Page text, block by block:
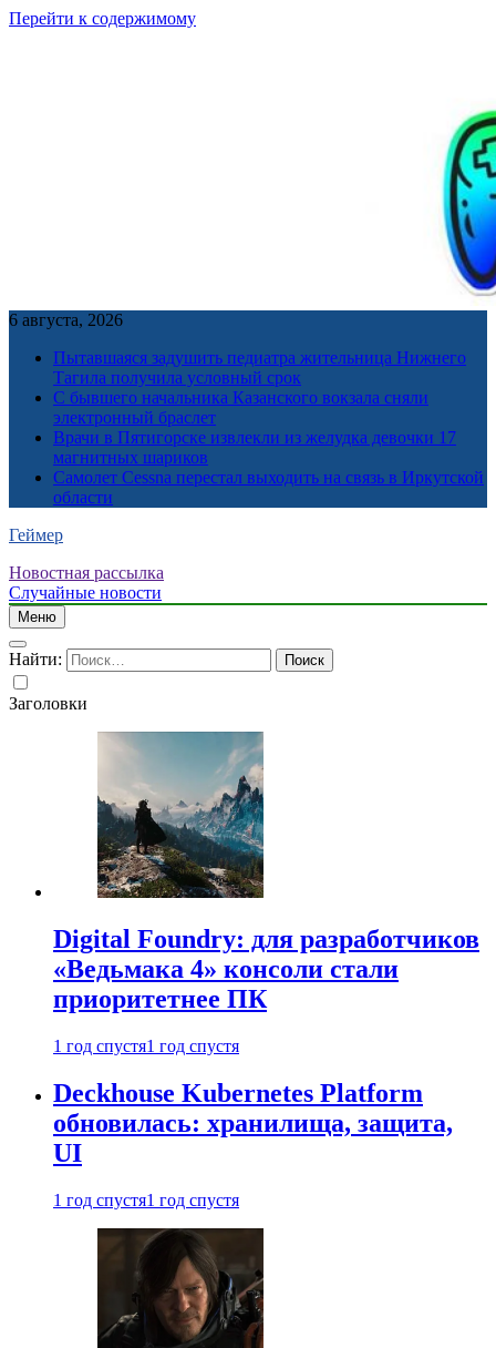
Перейти к содержимому
6 августа, 2026
Пытавшаяся задушить педиатра жительница Нижнего
Тагила получила условный срок
С бывшего начальника Казанского вокзала сняли
электронный браслет
Врачи в Пятигорске извлекли из желудка девочки 17
магнитных шариков
Самолет Cessna перестал выходить на связь в Иркутской
области
Геймер
Новостная рассылка
Случайные новости
Меню
Найти:
Заголовки
Digital Foundry: для разработчиков
«Ведьмака 4» консоли стали
приоритетнее ПК
1 год спустя1 год спустя
Deckhouse Kubernetes Platform
обновилась: хранилища, защита,
UI
1 год спустя1 год спустя